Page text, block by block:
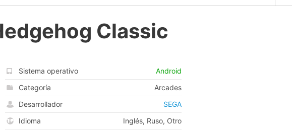
Classic
Sistema operativo
Android
Categoría
Arcades
Desarrollador
SEGA
Idioma
Inglés, Ruso, Otro